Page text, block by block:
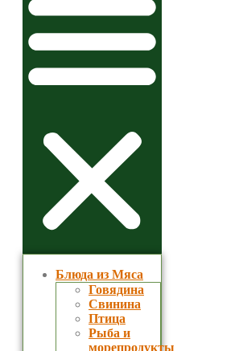
Блюда из Мяса
Говядина
Свинина
Птица
Рыба и
морепродукты